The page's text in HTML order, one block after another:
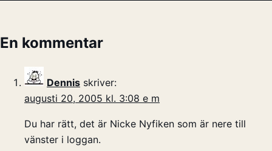
En kommentar
Dennis skriver:
augusti 20, 2005 kl. 3:08 e m
Du har rätt, det är Nicke Nyfiken som är nere till
vänster i loggan.